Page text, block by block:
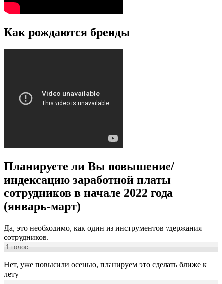
Как рождаются бренды
Планируете ли Вы повышение/
индексацию заработной платы
сотрудников в начале 2022 года
(январь-март)
Да, это необходимо, как один из инструментов удержания
сотрудников.
1 голос
Нет, уже повысили осенью, планируем это сделать ближе к
лету